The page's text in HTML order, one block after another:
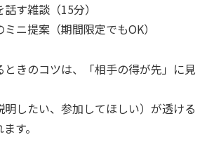
す雑談（15分）
ニ提案（期間限定でもOK）
きのコツは、「相手の得が先」に見
明したい、参加してほしい）が透ける
す。